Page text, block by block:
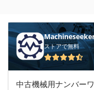
空気圧 アクチュエータ
空気圧シリンダー
空気圧ハンマー ドリル
ストアで無料
中古機械用ナンバー